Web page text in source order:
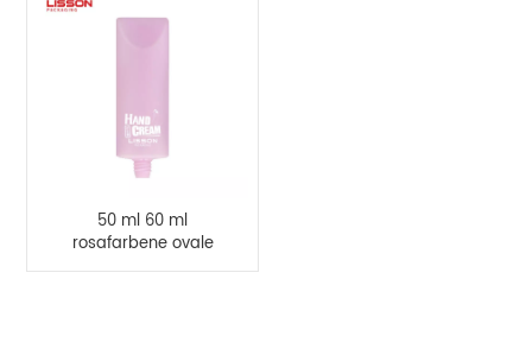
50 ml 60 ml
rosafarbene ovale
HDPE-Quetschflasche